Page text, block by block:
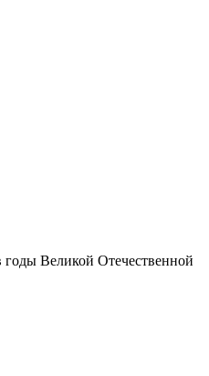
годы Великой Отечественной